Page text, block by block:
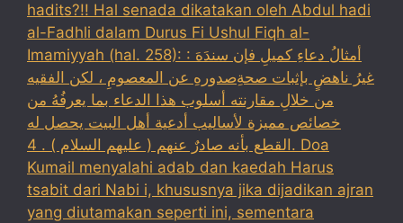
hadits?!! Hal senada dikatakan oleh Abdul hadi
al-Fadhli dalam Durus Fi Ushul Fiqh al-
Imamiyyah (hal. 258): : أمثالُ دعاءِ كميلِ فإن سندَهَ
غيرُ ناهضٍ بإثبات صحةِصدورهِ عن المعصومِ ، لكن الفقيه
من خلالِ مقارنته أسلوب هذا الدعاء بما يعرفُهُ من
خصائص مميزة لأساليب أدعية أهل البيت يحصل له
القطع بأنه صادرٌ عنهم ( عليهم السلام ) . 4. Doa
Kumail menyalahi adab dan kaedah Harus
tsabit dari Nabi i, khususnya jika dijadikan ajran
yang diutamakan seperti ini, sementara